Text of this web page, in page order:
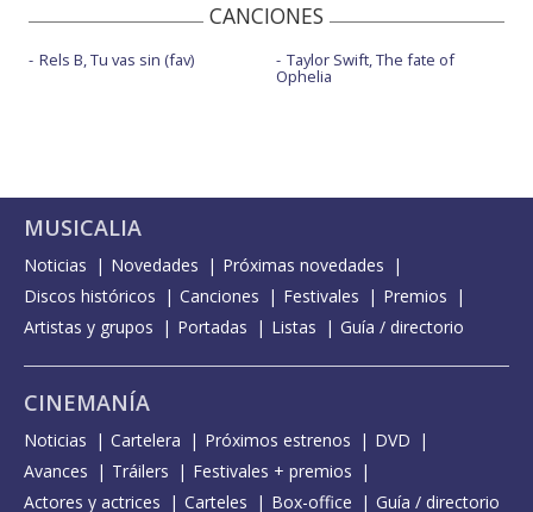
CANCIONES
Rels B, Tu vas sin (fav) Taylor Swift, The fate of
Ophelia
MUSICALIA
Noticias Novedades
Próximas novedades
Discos históricos
Canciones Festivales
Premios
Artistas y grupos
Portadas Listas Guía / directorio
CINEMANÍA
Noticias Cartelera Próximos estrenos
DVD
Avances
Tráilers
Festivales + premios
Actores y actrices
Carteles Box-office Guía / directorio